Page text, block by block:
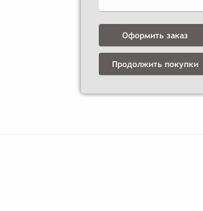
Оформить заказ
Продолжить покупки